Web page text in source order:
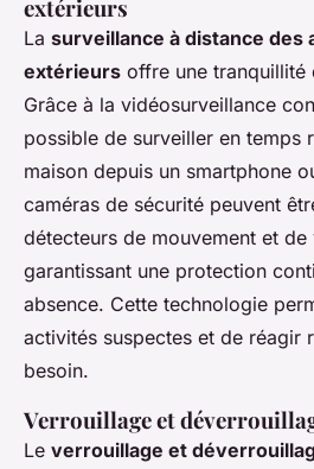
extérieurs
La surveillance à distance des
extérieurs offre une tranquillité
Grâce à la vidéosurveillance
possible de surveiller en temps
maison depuis un smartphone
caméras de sécurité peuvent
détecteurs de mouvement et
garantissant une protection
absence. Cette technologie
activités suspectes et de réagir
besoin.
Verrouillage et
Le verrouillage et